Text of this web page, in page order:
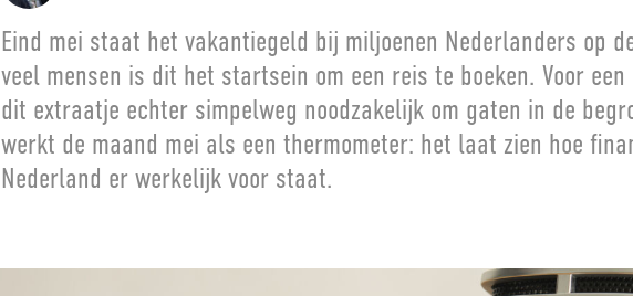
Eind mei staat het vakantiegeld bij miljoenen Nederlanders op
veel mensen is dit het startsein om een reis te boeken. Voor
dit extraatje echter simpelweg noodzakelijk om gaten in de
werkt de maand mei als een thermometer: het laat zien hoe
Nederland er werkelijk voor staat.